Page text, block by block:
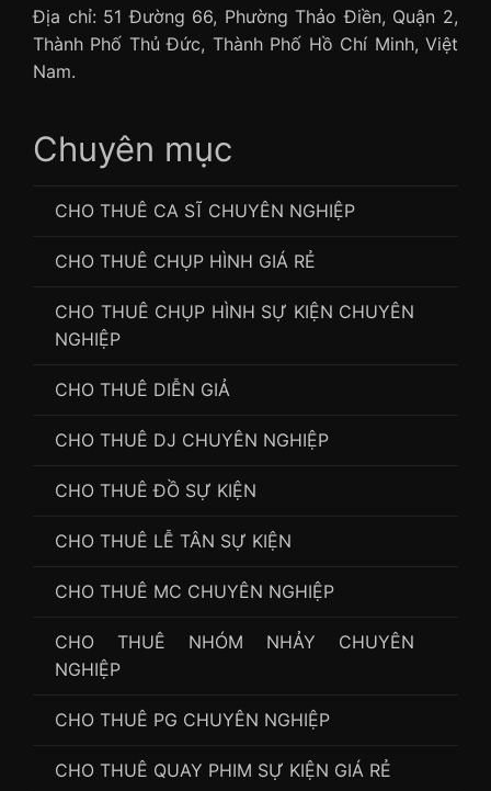
Địa chỉ: 51 Đường 66, Phường Thảo Điền, Quận 2,
Thành Phố Thủ Đức, Thành Phố Hồ Chí Minh, Việt
Nam.
Chuyên mục
CHO THUÊ CA SĨ CHUYÊN NGHIỆP
CHO THUÊ CHỤP HÌNH GIÁ RẺ
CHO THUÊ CHỤP HÌNH SỰ KIỆN CHUYÊN
NGHIỆP
CHO THUÊ DIỄN GIẢ
CHO THUÊ DJ CHUYÊN NGHIỆP
CHO THUÊ ĐỒ SỰ KIỆN
CHO THUÊ LỄ TÂN SỰ KIỆN
CHO THUÊ MC CHUYÊN NGHIỆP
CHO THUÊ NHÓM NHẢY CHUYÊN
NGHIỆP
CHO THUÊ PG CHUYÊN NGHIỆP
CHO THUÊ QUAY PHIM SỰ KIỆN GIÁ RẺ